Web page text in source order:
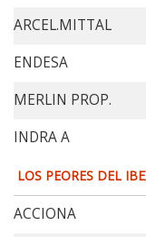
ARCEL.MITTAL
ENDESA
MERLIN PROP.
INDRA A
LOS PEORES DEL
ACCIONA